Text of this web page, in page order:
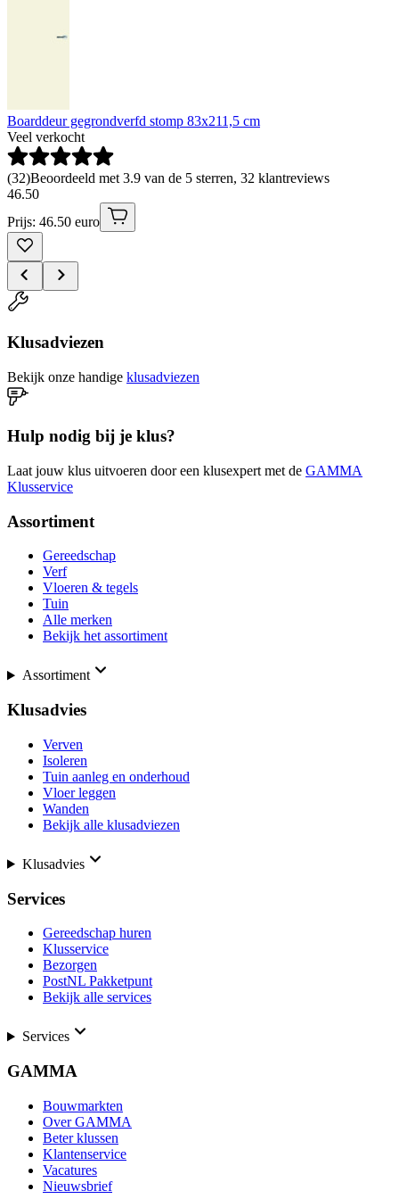
Boarddeur gegrondverfd stomp 83x211,5 cm
Veel verkocht
(32)Beoordeeld met 3.9 van de 5 sterren, 32 klantreviews
46.50
Prijs: 46.50 euro
Klusadviezen
Bekijk onze handige klusadviezen
Hulp nodig bij je klus?
Laat jouw klus uitvoeren door een klusexpert met de GAMMA
Klusservice
Assortiment
Gereedschap
Verf
Vloeren & tegels
Tuin
Alle merken
Bekijk het assortiment
Assortiment
Klusadvies
Verven
Isoleren
Tuin aanleg en onderhoud
Vloer leggen
Wanden
Bekijk alle klusadviezen
Klusadvies
Services
Gereedschap huren
Klusservice
Bezorgen
PostNL Pakketpunt
Bekijk alle services
Services
GAMMA
Bouwmarkten
Over GAMMA
Beter klussen
Klantenservice
Vacatures
Nieuwsbrief